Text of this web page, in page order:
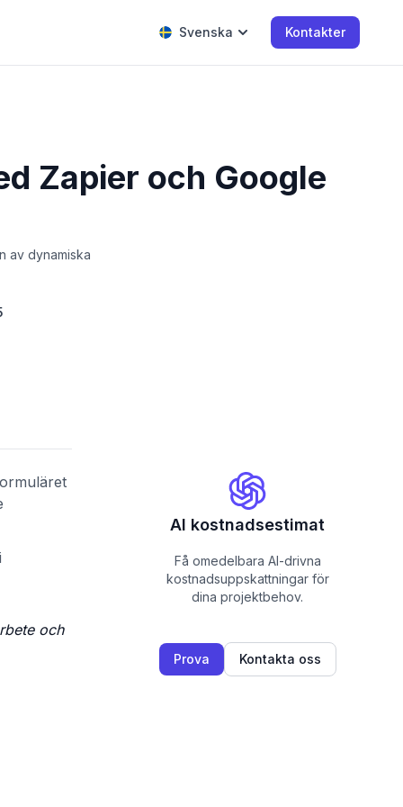
Svenska Kontakter
Zapier och Google
av dynamiska
och
AI kostnadsestimat
Få omedelbara AI-drivna
kostnadsuppskattningar för
dina projektbehov.
Prova Kontakta oss